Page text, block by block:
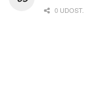
0 UDOST.